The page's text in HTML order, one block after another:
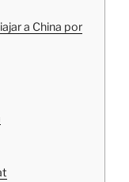
a China por